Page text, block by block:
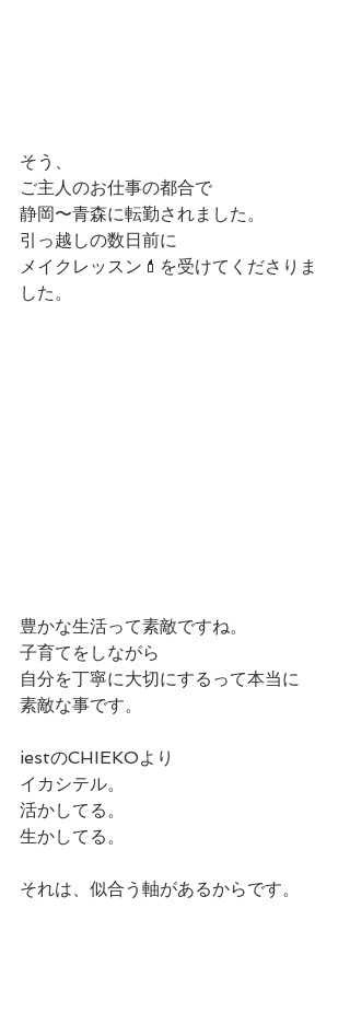
そう、
ご主人のお仕事の都合で
静岡〜青森に転勤されました。
引っ越しの数日前に
メイクレッスン💄を受けてくださりま
した。
豊かな生活って素敵ですね。
子育てをしながら
自分を丁寧に大切にするって本当に
素敵な事です。
iestのCHIEKOより
イカシテル。
活かしてる。
生かしてる。
それは、似合う軸があるからです。